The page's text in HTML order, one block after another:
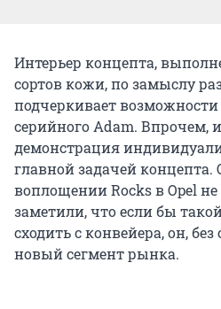
Интерьер концепта,
сортов кожи, по замыслу
подчеркивает
серийного Adam. Впрочем,
демонстрация
главной задачей концепта.
воплощении Rocks в Opel не
заметили, что если бы
сходить с конвейера, он,
новый сегмент рынка.